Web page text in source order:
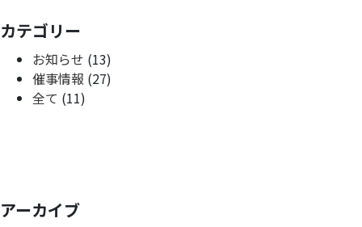
カテゴリー
お知らせ (13)
催事情報 (27)
全て (11)
アーカイブ